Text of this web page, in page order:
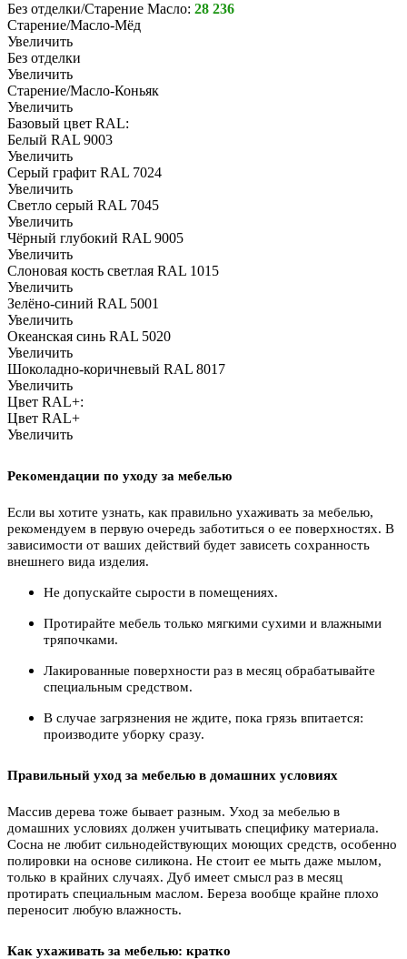
Без отделки/Старение Масло: 28 236
Старение/Масло-Мёд
Увеличить
Без отделки
Увеличить
Старение/Масло-Коньяк
Увеличить
Базовый цвет RAL:
Белый RAL 9003
Увеличить
Серый графит RAL 7024
Увеличить
Светло серый RAL 7045
Увеличить
Чёрный глубокий RAL 9005
Увеличить
Слоновая кость светлая RAL 1015
Увеличить
Зелёно-синий RAL 5001
Увеличить
Океанская синь RAL 5020
Увеличить
Шоколадно-коричневый RAL 8017
Увеличить
Цвет RAL+:
Цвет RAL+
Увеличить
Рекомендации по уходу за мебелью
Если вы хотите узнать, как правильно ухаживать за мебелью,
рекомендуем в первую очередь заботиться о ее поверхностях. В
зависимости от ваших действий будет зависеть сохранность
внешнего вида изделия.
Не допускайте сырости в помещениях.
Протирайте мебель только мягкими сухими и влажными
тряпочками.
Лакированные поверхности раз в месяц обрабатывайте
специальным средством.
В случае загрязнения не ждите, пока грязь впитается:
производите уборку сразу.
Правильный уход за мебелью в домашних условиях
Массив дерева тоже бывает разным. Уход за мебелью в
домашних условиях должен учитывать специфику материала.
Сосна не любит сильнодействующих моющих средств, особенно
полировки на основе силикона. Не стоит ее мыть даже мылом,
только в крайних случаях. Дуб имеет смысл раз в месяц
протирать специальным маслом. Береза вообще крайне плохо
переносит любую влажность.
Как ухаживать за мебелью: кратко